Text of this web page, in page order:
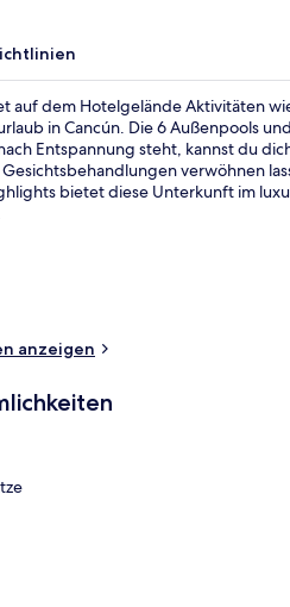
auf dem Hotelgelände Aktivitäten
in Cancún. Die 6 Außenpools
Entspannung steht, kannst du
verwöhnen
bietet diese Unterkunft im
anzeigen